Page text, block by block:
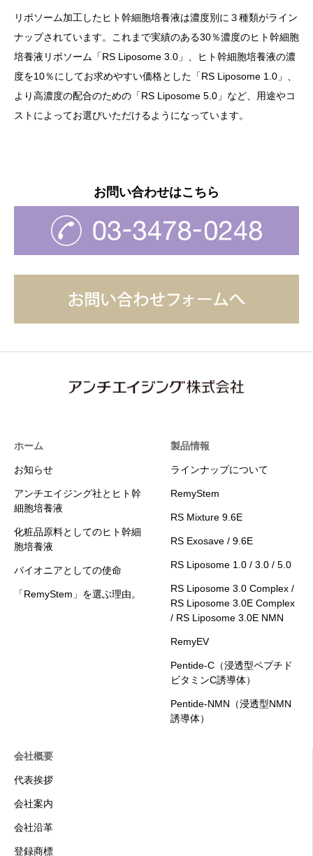
リポソーム加工したヒト幹細胞培養液は濃度別に３種類がライン
ナップされています。これまで実績のある30％濃度のヒト幹細胞
培養液リポソーム「RS Liposome 3.0」、ヒト幹細胞培養液の濃
度を10％にしてお求めやすい価格とした「RS Liposome 1.0」、
より高濃度の配合のための「RS Liposome 5.0」など、用途やコ
ストによってお選びいただけるようになっています。
お問い合わせはこちら
ホーム
お知らせ
アンチエイジング社とヒト幹
細胞培養液
化粧品原料としてのヒト幹細
胞培養液
パイオニアとしての使命
「RemyStem」を選ぶ理由。
製品情報
ラインナップについて
RemyStem
RS Mixture 9.6E
RS Exosave / 9.6E
RS Liposome 1.0 / 3.0 / 5.0
RS Liposome 3.0 Complex /
RS Liposome 3.0E Complex
/ RS Liposome 3.0E NMN
RemyEV
Pentide-C（浸透型ペプチド
ビタミンC誘導体）
Pentide-NMN（浸透型NMN
誘導体）
会社概要
代表挨拶
会社案内
会社沿革
登録商標